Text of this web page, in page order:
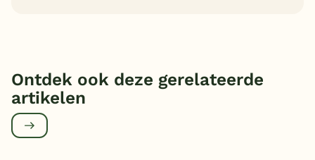
Ontdek ook deze gerelateerde
artikelen